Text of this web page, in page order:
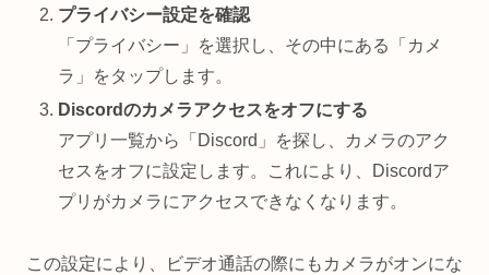
プライバシー設定を確認
「プライバシー」を選択し、その中にある「カメ
ラ」をタップします。
Discordのカメラアクセスをオフにする
アプリ一覧から「Discord」を探し、カメラのアク
セスをオフに設定します。これにより、Discordア
プリがカメラにアクセスできなくなります。
この設定により、ビデオ通話の際にもカメラがオンにな